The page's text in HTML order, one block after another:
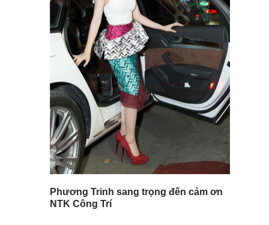
Phương Trinh sang trọng đến cảm ơn
NTK Công Trí